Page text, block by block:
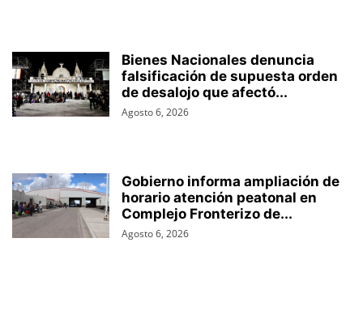
Bienes Nacionales denuncia
falsificación de supuesta orden
de desalojo que afectó...
Agosto 6, 2026
Gobierno informa ampliación de
horario atención peatonal en
Complejo Fronterizo de...
Agosto 6, 2026